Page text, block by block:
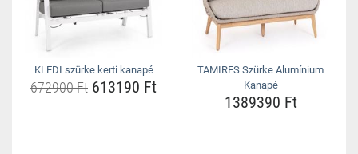
KLEDI szürke kerti kanapé
672900 Ft 613190 Ft
TAMIRES Szürke Alumínium
Kanapé
1389390 Ft